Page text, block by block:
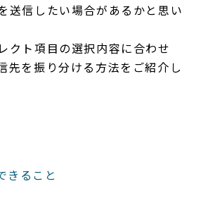
送信したい場合があるかと思い
クト項目の選択内容に合わせ
先を振り分ける方法をご紹介し
きること